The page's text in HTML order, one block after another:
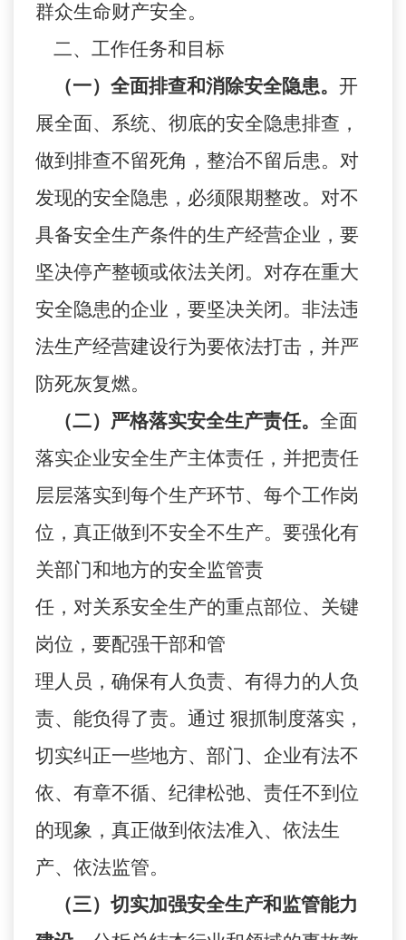
群众生命财产安全。
二、工作任务和目标
（一）全面排查和消除安全隐患。 开
展全面、系统、彻底的安全隐患排查，
做到排查不留死角，整治不留后患。对
发现的安全隐患，必须限期整改。对不
具备安全生产条件的生产经营企业，要
坚决停产整顿或依法关闭。对存在重大
安全隐患的企业，要坚决关闭。非法违
法生产经营建设行为要依法打击，并严
防死灰复燃。
（二）严格落实安全生产责任。 全面
落实企业安全生产主体责任，并把责任
层层落实到每个生产环节、每个工作岗
位，真正做到不安全不生产。要强化有
关部门和地方的安全监管责
任，对关系安全生产的重点部位、关键
岗位，要配强干部和管
理人员，确保有人负责、有得力的人负
责、能负得了责。通过 狠抓制度落实，
切实纠正一些地方、部门、企业有法不
依、有章不循、纪律松弛、责任不到位
的现象，真正做到依法准入、依法生
产、依法监管。
（三）切实加强安全生产和监管能力